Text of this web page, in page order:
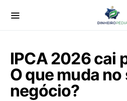
IPCA 2026 cai
O que muda no
negócio?